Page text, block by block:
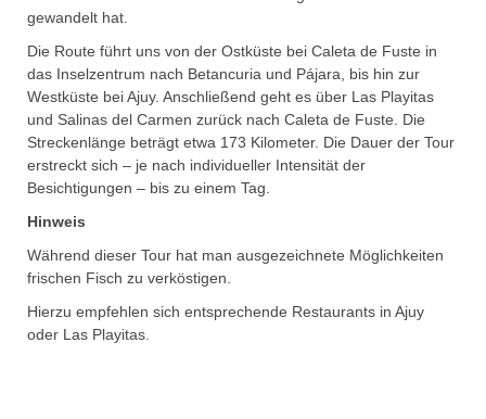
gewandelt hat.
Die Route führt uns von der Ostküste bei Caleta de Fuste in
das Inselzentrum nach Betancuria und Pájara, bis hin zur
Westküste bei Ajuy. Anschließend geht es über Las Playitas
und Salinas del Carmen zurück nach Caleta de Fuste. Die
Streckenlänge beträgt etwa 173 Kilometer. Die Dauer der Tour
erstreckt sich – je nach individueller Intensität der
Besichtigungen – bis zu einem Tag.
Hinweis
Während dieser Tour hat man ausgezeichnete Möglichkeiten
frischen Fisch zu verköstigen.
Hierzu empfehlen sich entsprechende Restaurants in Ajuy
oder Las Playitas.